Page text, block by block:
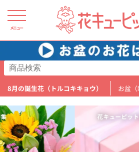
メニュー
8月の誕生花（トルコキキョウ） お盆（
花キューピットの誕生日フラワーギフト